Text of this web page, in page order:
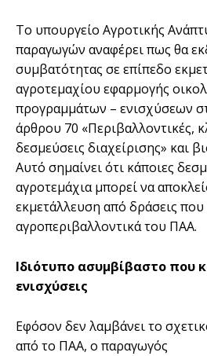
Το υπουργείο Αγροτικής
παραγωγών αναφέρει πως θα
συµβατότητας σε επίπεδο
αγροτεµαχίου εφαρµογής
προγραµµάτων – ενισχύσεων
άρθρου 70 «Περιβαλλοντικές,
δεσµεύσεις διαχείρισης» και
Αυτό σηµαίνει ότι κάποιες
αγροτεµάχια µπορεί να
εκµετάλλευση από δράσεις
αγροπεριβαλλοντικά του ΠΑΑ.
Ιδιότυπο ασυμβίβαστο που
ενισχύσεις
Εφόσον δεν λαμβάνει το
από το ΠΑΑ, ο παραγωγός